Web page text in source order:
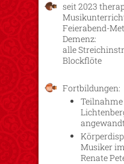
seit 2023
Feierabend-
Demenz:
alle
Blockflöte
Fortbildungen:
Musiker
Renate